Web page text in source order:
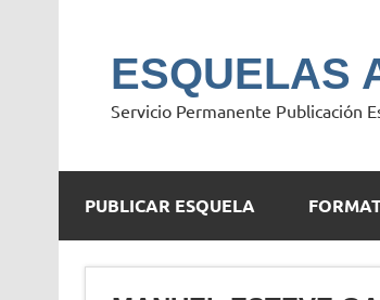
ESQUELAS
Servicio Permanente Publicación
PUBLICAR ESQUELA